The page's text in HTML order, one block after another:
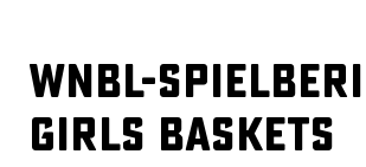
WNBL-
Girls Baskets